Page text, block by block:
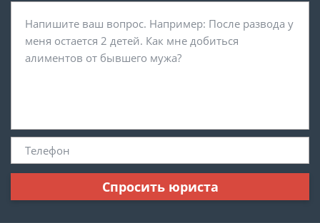
Спросить юриста